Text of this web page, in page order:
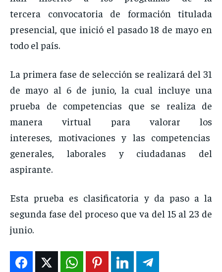
tercera convocatoria de formación titulada
presencial, que inició el pasado 18 de mayo en
todo el país.
La primera fase de selección se realizará del 31
de mayo al 6 de junio, la cual incluye una
prueba de competencias que se realiza de
manera virtual para valorar los
intereses, motivaciones y las competencias
generales, laborales y ciudadanas del
aspirante.
Esta prueba es clasificatoria y da paso a la
segunda fase del proceso que va del 15 al 23 de
junio.